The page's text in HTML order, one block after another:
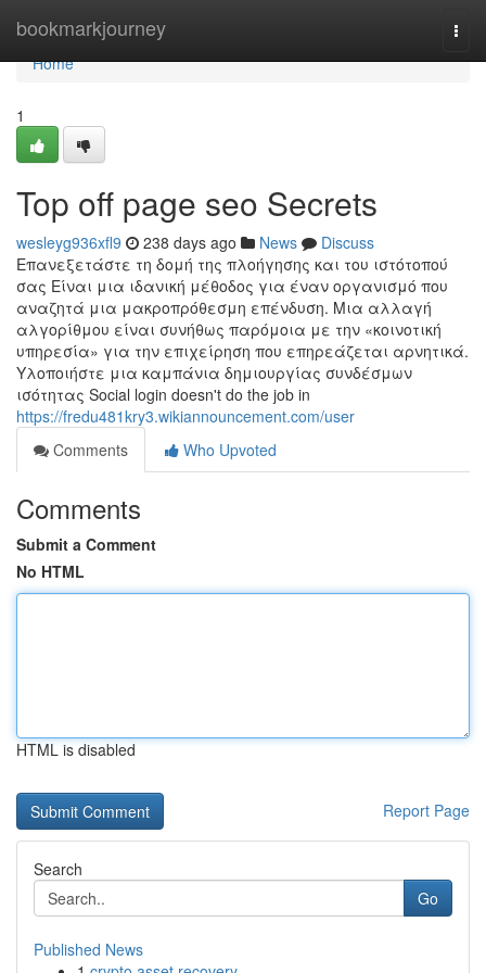
bookmarkjourney
Home
Home
1
Top off page seo Secrets
wesleyg936xfl9 238 days ago News
Discuss
Επανεξετάστε τη δομή της πλοήγησης και του ιστότοπού
σας Είναι μια ιδανική μέθοδος για έναν οργανισμό που
αναζητά μια μακροπρόθεσμη επένδυση. Μια αλλαγή
αλγορίθμου είναι συνήθως παρόμοια με την «κοινοτική
υπηρεσία» για την επιχείρηση που επηρεάζεται αρνητικά.
Υλοποιήστε μια καμπάνια δημιουργίας συνδέσμων
ισότητας Social login doesn't do the job in
https://fredu481kry3.wikiannouncement.com/user
Comments
Who Upvoted
Comments
Submit a Comment
No HTML
HTML is disabled
Report Page
Search
Go
Published News